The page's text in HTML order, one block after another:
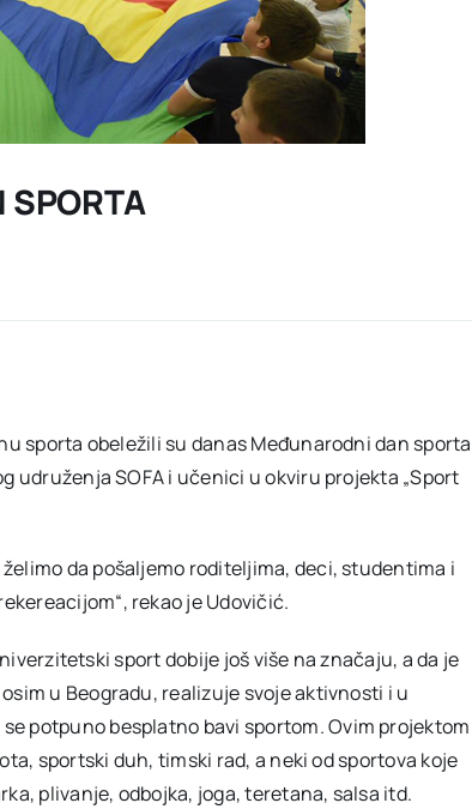
SPORTA
sporta obeležili su danas Međunarodni dan sporta
udruženja SOFA i učenici u okviru projekta „Sport
da pošaljemo roditeljima, deci, studentima i
rekao je Udovičić.
sport dobije još više na značaju, a da je
u Beogradu, realizuje svoje aktivnosti i u
potpuno besplatno bavi sportom. Ovim projektom
sportski duh, timski rad, a neki od sportova koje
plivanje, odbojka, joga, teretana, salsa itd.